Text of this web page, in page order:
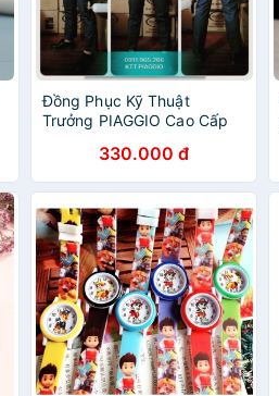
Đồng Phục Kỹ Thuật
Trưởng PIAGGIO Cao Cấp
330.000 đ